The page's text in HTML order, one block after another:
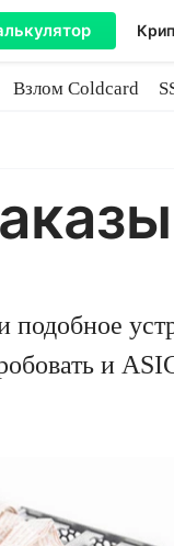
Взлом Coldcard
подобное
и